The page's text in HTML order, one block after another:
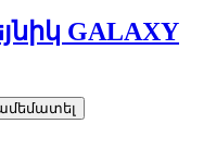
GALAXY